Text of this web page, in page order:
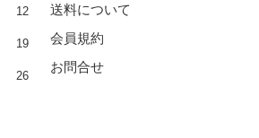
12
19
26
送料について
会員規約
お問合せ